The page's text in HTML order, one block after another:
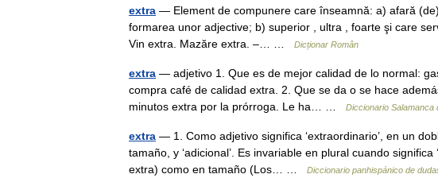
extra — Element de compunere care înseamnă: a) afară
formarea unor adjective; b) superior , ultra , foarte şi care
Vin extra. Mazăre extra. –… …
Dicționar Român
extra — adjetivo 1. Que es de mejor calidad de lo normal:
compra café de calidad extra. 2. Que se da o se hace
minutos extra por la prórroga. Le ha… …
Diccionario Salamanca
extra — 1. Como adjetivo significa ‘extraordinario’, en un
tamaño, y ‘adicional’. Es invariable en plural cuando
extra) como en tamaño (Los… …
Diccionario panhispánico de